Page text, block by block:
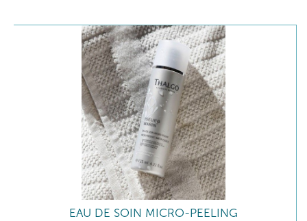
EAU DE SOIN MICRO-PEELING